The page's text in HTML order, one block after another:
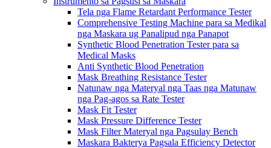
Tela nga Flame Retardant Performance Tester
Comprehensive Testing Machine para sa Medikal
nga Maskara ug Panalipud nga Panapot
Synthetic Blood Penetration Tester para sa
Medical Masks
Anti Synthetic Blood Penetration
Mask Breathing Resistance Tester
Natunaw nga Materyal nga Taas nga Matunaw
nga Pag-agos sa Rate Tester
Mask Fit Tester
Mask Pressure Difference Tester
Mask Filter Materyal nga Pagsulay Bench
Maskara Bakterya Pagsala Efficiency Detector